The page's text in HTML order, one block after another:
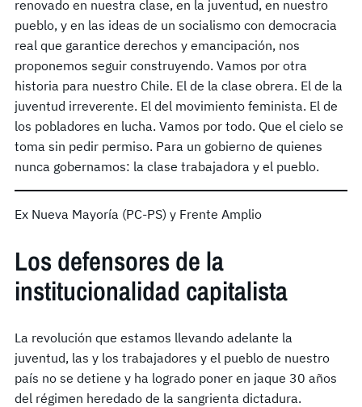
renovado en nuestra clase, en la juventud, en nuestro
pueblo, y en las ideas de un socialismo con democracia
real que garantice derechos y emancipación, nos
proponemos seguir construyendo. Vamos por otra
historia para nuestro Chile. El de la clase obrera. El de la
juventud irreverente. El del movimiento feminista. El de
los pobladores en lucha. Vamos por todo. Que el cielo se
toma sin pedir permiso. Para un gobierno de quienes
nunca gobernamos: la clase trabajadora y el pueblo.
Ex Nueva Mayoría (PC-PS) y Frente Amplio
Los defensores de la
institucionalidad capitalista
La revolución que estamos llevando adelante la
juventud, las y los trabajadores y el pueblo de nuestro
país no se detiene y ha logrado poner en jaque 30 años
del régimen heredado de la sangrienta dictadura.